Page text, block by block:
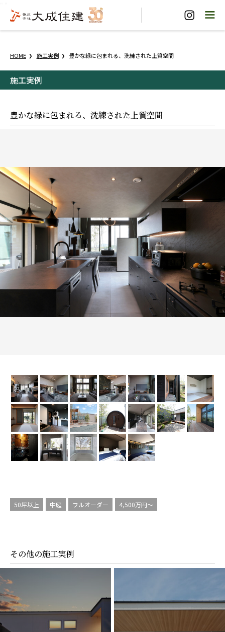
HOME 施工実例 豊かな緑に包まれる、洗練された上質空間
施工実例
豊かな緑に包まれる、洗練された上質空間
50坪以上 中庭 フルオーダー 4,500万円～
その他の施工実例